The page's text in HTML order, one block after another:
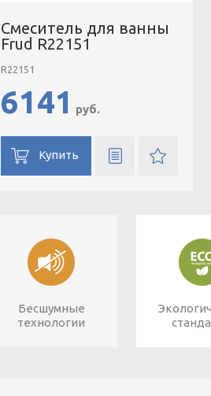
Смеситель для ванны
Frud R22151
R22151
6141 руб.
Купить
Бесшумные
технологии